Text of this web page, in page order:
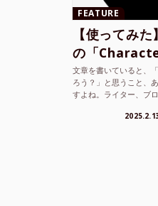
FEATURE
【使ってみ
の「
文章を書いていると、
ろう？」と思うこと、
すよね。ライター、ブ